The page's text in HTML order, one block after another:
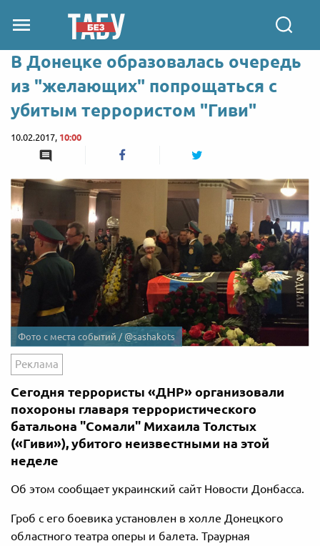
В Донецке образовалась очередь
из "желающих" попрощаться с
убитым террористом "Гиви"
10.02.2017, 10:00
Фото с места событий / @sashakots
Реклама
Сегодня террористы «ДНР» организовали
похороны главаря террористического
батальона "Сомали" Михаила Толстых
(«Гиви»), убитого неизвестными на этой
неделе
Об этом сообщает украинский сайт Новости Донбасса.
Гроб с его боевика установлен в холле Донецкого
областного театра оперы и балета. Траурная